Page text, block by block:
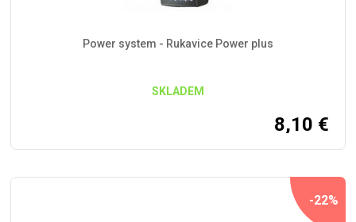
Power system - Rukavice Power plus
SKLADEM
8,10 €
-22%